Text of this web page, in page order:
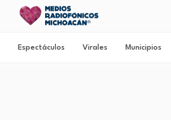
Espectáculos Virales Municipios